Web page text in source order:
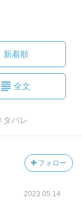
新着順
全文
タバレ
フォロー
2023.05.14